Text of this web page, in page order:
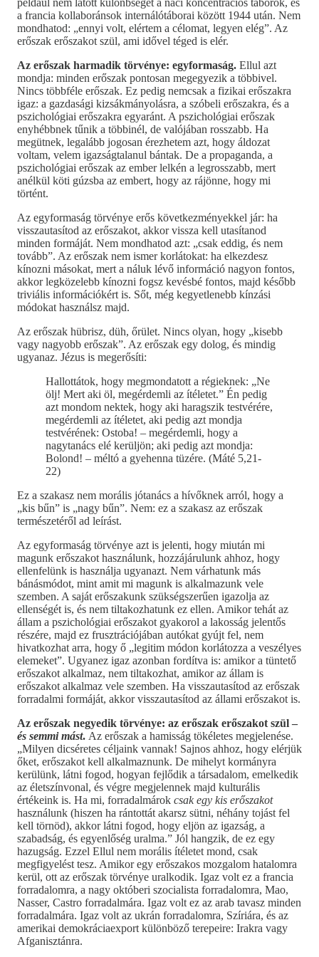
a francia kollaboránsok internálótáborai között 1944 után. Nem
mondhatod: „ennyi volt, elértem a célomat, legyen elég”. Az
erőszak erőszakot szül, ami idővel téged is elér.
Az erőszak harmadik törvénye: egyformaság. Ellul azt
mondja: minden erőszak pontosan megegyezik a többivel.
Nincs többféle erőszak. Ez pedig nemcsak a fizikai erőszakra
igaz: a gazdasági kizsákmányolásra, a szóbeli erőszakra, és a
pszichológiai erőszakra egyaránt. A pszichológiai erőszak
enyhébbnek tűnik a többinél, de valójában rosszabb. Ha
megütnek, legalább jogosan érezhetem azt, hogy áldozat
voltam, velem igazságtalanul bántak. De a propaganda, a
pszichológiai erőszak az ember lelkén a legrosszabb, mert
anélkül köti gúzsba az embert, hogy az rájönne, hogy mi
történt.
Az egyformaság törvénye erős következményekkel jár: ha
visszautasítod az erőszakot, akkor vissza kell utasítanod
minden formáját. Nem mondhatod azt: „csak eddig, és nem
tovább”. Az erőszak nem ismer korlátokat: ha elkezdesz
kínozni másokat, mert a náluk lévő információ nagyon fontos,
akkor legközelebb kínozni fogsz kevésbé fontos, majd később
triviális információkért is. Sőt, még kegyetlenebb kínzási
módokat használsz majd.
Az erőszak hübrisz, düh, őrület. Nincs olyan, hogy „kisebb
vagy nagyobb erőszak”. Az erőszak egy dolog, és mindig
ugyanaz. Jézus is megerősíti:
Hallottátok, hogy megmondatott a régieknek: „Ne
ölj! Mert aki öl, megérdemli az ítéletet.” Én pedig
azt mondom nektek, hogy aki haragszik testvérére,
megérdemli az ítéletet, aki pedig azt mondja
testvérének: Ostoba! – megérdemli, hogy a
nagytanács elé kerüljön; aki pedig azt mondja:
Bolond! – méltó a gyehenna tüzére. (Máté 5,21-
22)
Ez a szakasz nem morális jótanács a hívőknek arról, hogy a
„kis bűn” is „nagy bűn”. Nem: ez a szakasz az erőszak
természetéről ad leírást.
Az egyformaság törvénye azt is jelenti, hogy miután mi
magunk erőszakot használunk, hozzájárulunk ahhoz, hogy
ellenfelünk is használja ugyanazt. Nem várhatunk más
bánásmódot, mint amit mi magunk is alkalmazunk vele
szemben. A saját erőszakunk szükségszerűen igazolja az
ellenségét is, és nem tiltakozhatunk ez ellen. Amikor tehát az
állam a pszichológiai erőszakot gyakorol a lakosság jelentős
részére, majd ez frusztrációjában autókat gyújt fel, nem
hivatkozhat arra, hogy ő „legitim módon korlátozza a veszélyes
elemeket”. Ugyanez igaz azonban fordítva is: amikor a tüntető
erőszakot alkalmaz, nem tiltakozhat, amikor az állam is
erőszakot alkalmaz vele szemben. Ha visszautasítod az erőszak
forradalmi formáját, akkor visszautasítod az állami erőszakot is.
Az erőszak negyedik törvénye: az erőszak erőszakot szül –
és semmi mást. Az erőszak a hamisság tökéletes megjelenése.
„Milyen dicséretes céljaink vannak! Sajnos ahhoz, hogy elérjük
őket, erőszakot kell alkalmaznunk. De mihelyt kormányra
kerülünk, látni fogod, hogyan fejlődik a társadalom, emelkedik
az életszínvonal, és végre megjelennek majd kulturális
értékeink is. Ha mi, forradalmárok csak egy kis erőszakot
használunk (hiszen ha rántottát akarsz sütni, néhány tojást fel
kell törnöd), akkor látni fogod, hogy eljön az igazság, a
szabadság, és egyenlőség uralma.” Jól hangzik, de ez egy
hazugság. Ezzel Ellul nem morális ítéletet mond, csak
megfigyelést tesz. Amikor egy erőszakos mozgalom hatalomra
kerül, ott az erőszak törvénye uralkodik. Igaz volt ez a francia
forradalomra, a nagy októberi szocialista forradalomra, Mao,
Nasser, Castro forradalmára. Igaz volt ez az arab tavasz minden
forradalmára. Igaz volt az ukrán forradalomra, Szíriára, és az
amerikai demokráciaexport különböző terepeire: Irakra vagy
Afganisztánra.